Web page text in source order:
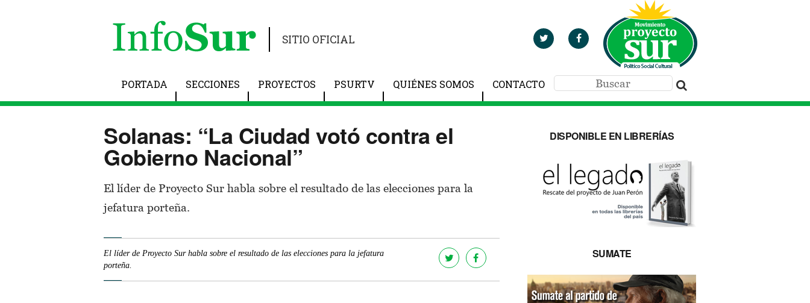
SITIO OFICIAL
PORTADA SECCIONES PROYECTOS PSURTV QUIÉNES SOMOS CONTACTO
Solanas: “La Ciudad votó contra el
Gobierno Nacional”
El líder de Proyecto Sur habla sobre el resultado de las elecciones para la
jefatura porteña.
El líder de Proyecto Sur habla sobre el resultado de las elecciones para la jefatura
porteña.
DISPONIBLE EN LIBRERÍAS
SUMATE